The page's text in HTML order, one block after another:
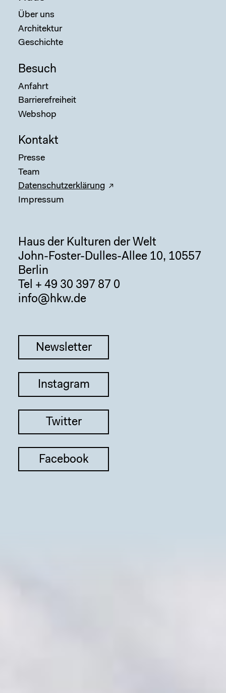
Über uns
Architektur
Geschichte
Besuch
Anfahrt
Barrierefreiheit
Webshop
Kontakt
Presse
Team
Datenschutzerklärung
Impressum
Haus der Kulturen der Welt
John-Foster-Dulles-Allee 10, 10557
Berlin
Tel + 49 30 397 87 0
info@hkw.de
Newsletter
Instagram
Twitter
Facebook